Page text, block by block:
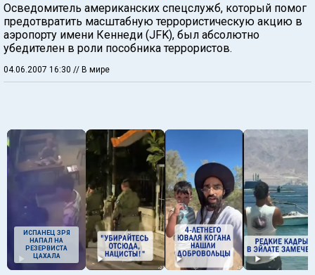
Осведомитель американских спецслужб, который помог
предотвратить масштабную террористическую акцию в
аэропорту имени Кеннеди (JFK), был абсолютно
убедителен в роли пособника террористов.
04.06.2007 16:30 // В мире
ИСПАНЕЦ ЗРЯ
НАПАЛ НА
РЕЗЕРВИСТА
ЦАХАЛА